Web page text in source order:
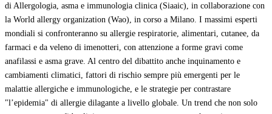
di Allergologia, asma e immunologia clinica (Siaaic), in collaborazione con
la World allergy organization (Wao), in corso a Milano. I massimi esperti
mondiali si confronteranno su allergie respiratorie, alimentari, cutanee, da
farmaci e da veleno di imenotteri, con attenzione a forme gravi come
anafilassi e asma grave. Al centro del dibattito anche inquinamento e
cambiamenti climatici, fattori di rischio sempre più emergenti per le
malattie allergiche e immunologiche, e le strategie per contrastare
"l’epidemia" di allergie dilagante a livello globale. Un trend che non solo